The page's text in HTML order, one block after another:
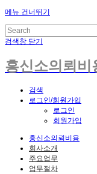
메뉴 건너뛰기
검색창 닫기
흥신소의뢰비
검색
로그인/회원가입
로그인
회원가입
흥신소의뢰비용
회사소개
주요업무
업무절차